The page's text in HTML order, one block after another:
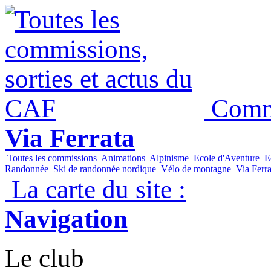
Via Ferrata
Toutes les commissions Animations Alpinisme Ecole d'Aventure
Randonnée Ski de randonnée nordique Vélo de montagne Via
La carte du site :
Navigation
Le club